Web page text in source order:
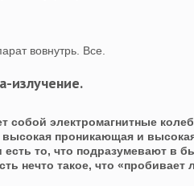
вовнутрь. Все.
излучение.
собой электромагнитные
высокая проникающая и
есть то, что подразумевают в
нечто такое, что «пробивает